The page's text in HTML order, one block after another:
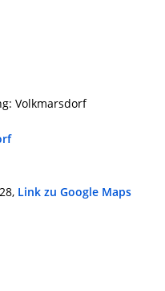
Volkmarsdorf
Link zu Google Maps